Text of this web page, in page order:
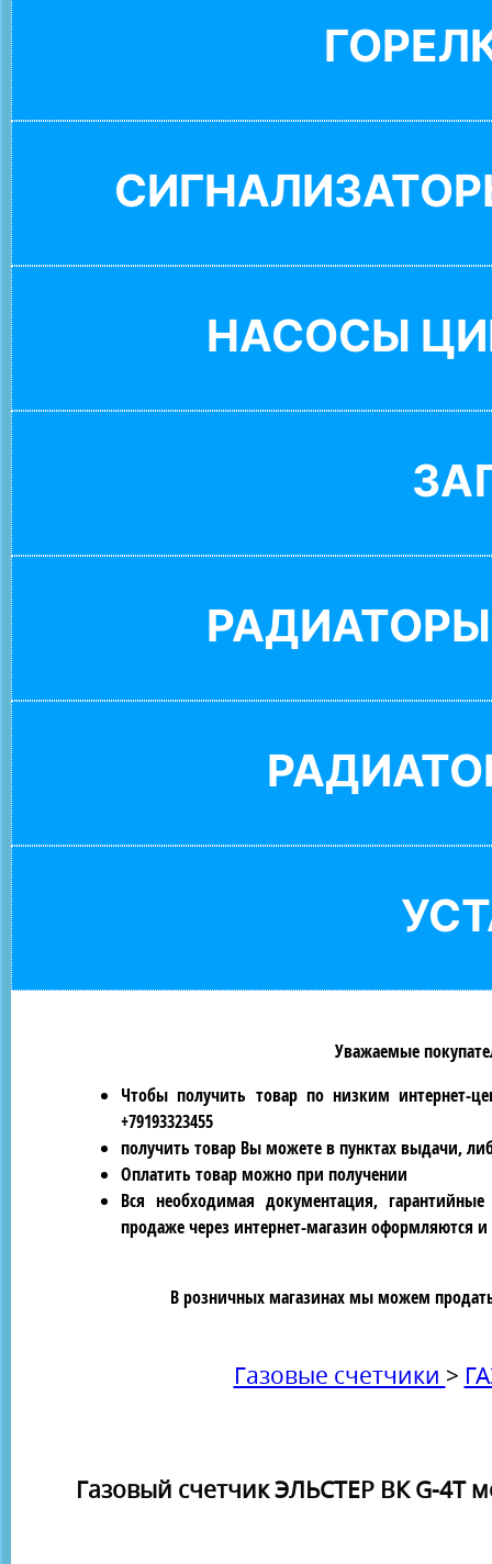
НАСОСЫ
Уважаемые
Чтобы получить товар по низким интернет-
+79193323455
получить товар Вы можете в пунктах выдачи,
Оплатить товар можно при получении
Вся необходимая документация,
продаже через интернет-магазин оформляются
В розничных магазинах мы можем
Газовые счетчики >
Газовый счетчик ЭЛЬСТЕР ВК G-4Т